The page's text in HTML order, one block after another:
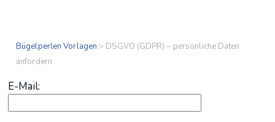
Bügelperlen Vorlagen > DSGVO (GDPR) – persönliche Daten
anfordern
E-­Mail: